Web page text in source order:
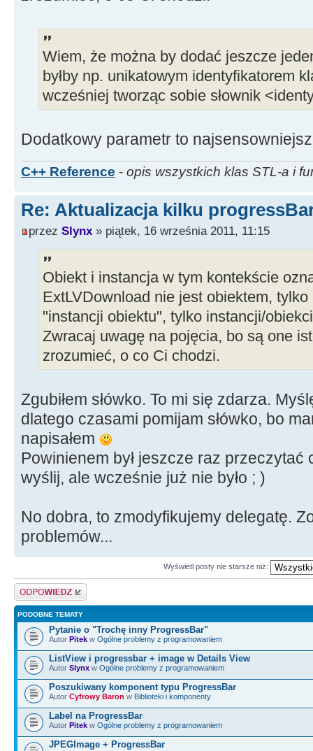
Wiem, że można by dodać jeszcze
byłby np. unikatowym identyfikatorem
wcześniej tworząc sobie słownik
Dodatkowy parametr to
C++ Reference - opis wszystkich klas STL-a i
Re: Aktualizacja kilku
przez Slynx » piątek, 16 września 2011, 11:15
Obiekt i instancja w tym kontekście
ExtLVDownload nie jest obiektem,
"instancji obiektu", tylko instancji/
Zwracaj uwagę na pojęcia, bo są one
zrozumieć, o co Ci chodzi.
Zgubiłem słówko. To mi się zdarza.
dlatego czasami pomijam słówko, bo
napisałem
Powinienem był jeszcze raz przeczytać
wyślij, ale wcześnie już nie było ; )
No dobra, to zmodyfikujemy delegatę.
problemów...
Wyświetl posty nie starsze niż:
Odpowiedz
PODOBNE TEMATY
Pytanie o "Trochę inny ProgressBar"
Autor Pitek w Ogólne problemy z programowaniem
ListView i progressbar + image w Details View
Autor Slynx w Ogólne problemy z programowaniem
Poszukiwany komponent typu ProgressBar
Autor Cyfrowy Baron w Biblioteki i komponenty
Label na ProgressBar
Autor Pitek w Ogólne problemy z programowaniem
JPEGImage + ProgressBar